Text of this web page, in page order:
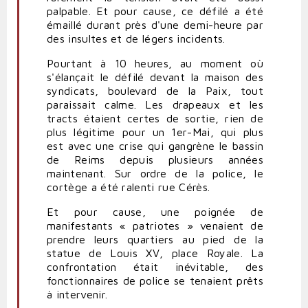
palpable. Et pour cause, ce défilé a été
émaillé durant près d'une demi-heure par
des insultes et de légers incidents.
Pourtant à 10 heures, au moment où
s'élançait le défilé devant la maison des
syndicats, boulevard de la Paix, tout
paraissait calme. Les drapeaux et les
tracts étaient certes de sortie, rien de
plus légitime pour un 1er-Mai, qui plus
est avec une crise qui gangrène le bassin
de Reims depuis plusieurs années
maintenant. Sur ordre de la police, le
cortège a été ralenti rue Cérès.
Et pour cause, une poignée de
manifestants « patriotes » venaient de
prendre leurs quartiers au pied de la
statue de Louis XV, place Royale. La
confrontation était inévitable, des
fonctionnaires de police se tenaient prêts
à intervenir.